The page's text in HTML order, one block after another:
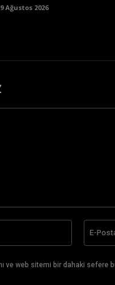
9 Ağustos 2026
ve web sitemi bir dahaki sefere